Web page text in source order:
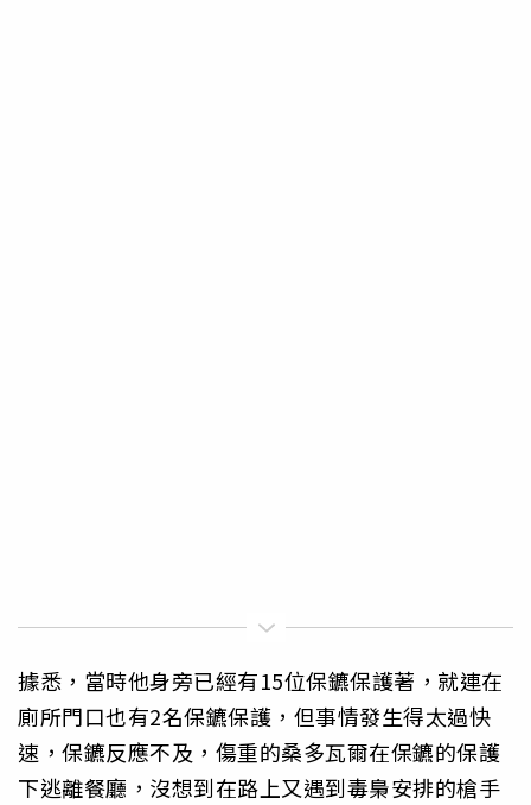
據悉，當時他身旁已經有15位保鑣保護著，就連在
廁所門口也有2名保鑣保護，但事情發生得太過快
速，保鑣反應不及，傷重的桑多瓦爾在保鑣的保護
下逃離餐廳，沒想到在路上又遇到毒梟安排的槍手